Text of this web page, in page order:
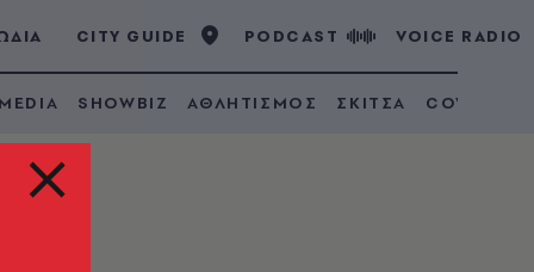
CITY GUIDE PODCAST VOICE RADIO
SHOWBIZ ΑΘΛΗΤΙΣΜΟΣ ΣΚΙΤΣΑ COVID 19